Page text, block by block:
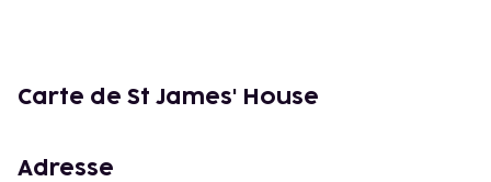
Centre commercial Eldon Square - 0,4 km
Hôpital Royal Victoria Infirmary - 0,6 km
Carte de St James' House
Adresse